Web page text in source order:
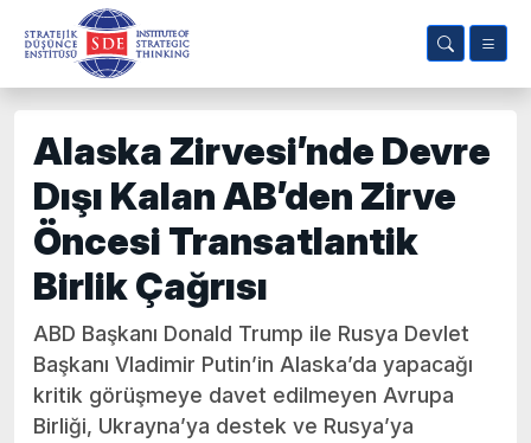
Alaska Zirvesi’nde Devre
Dışı Kalan AB’den Zirve
Öncesi Transatlantik
Birlik Çağrısı
ABD Başkanı Donald Trump ile Rusya Devlet
Başkanı Vladimir Putin’in Alaska’da yapacağı
kritik görüşmeye davet edilmeyen Avrupa
Birliği, Ukrayna’ya destek ve Rusya’ya